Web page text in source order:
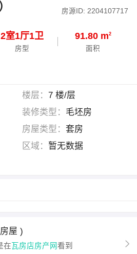
房源ID: 2204107717
2室1厅1卫
房型
91.80 m2
面积
楼层： 7 楼/层
装修类型： 毛坯房
房屋类型： 套房
区域： 暂无数据
屋 )
在 瓦房店房产网看到